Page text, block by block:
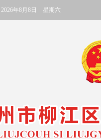
2026年8月8日 星期六